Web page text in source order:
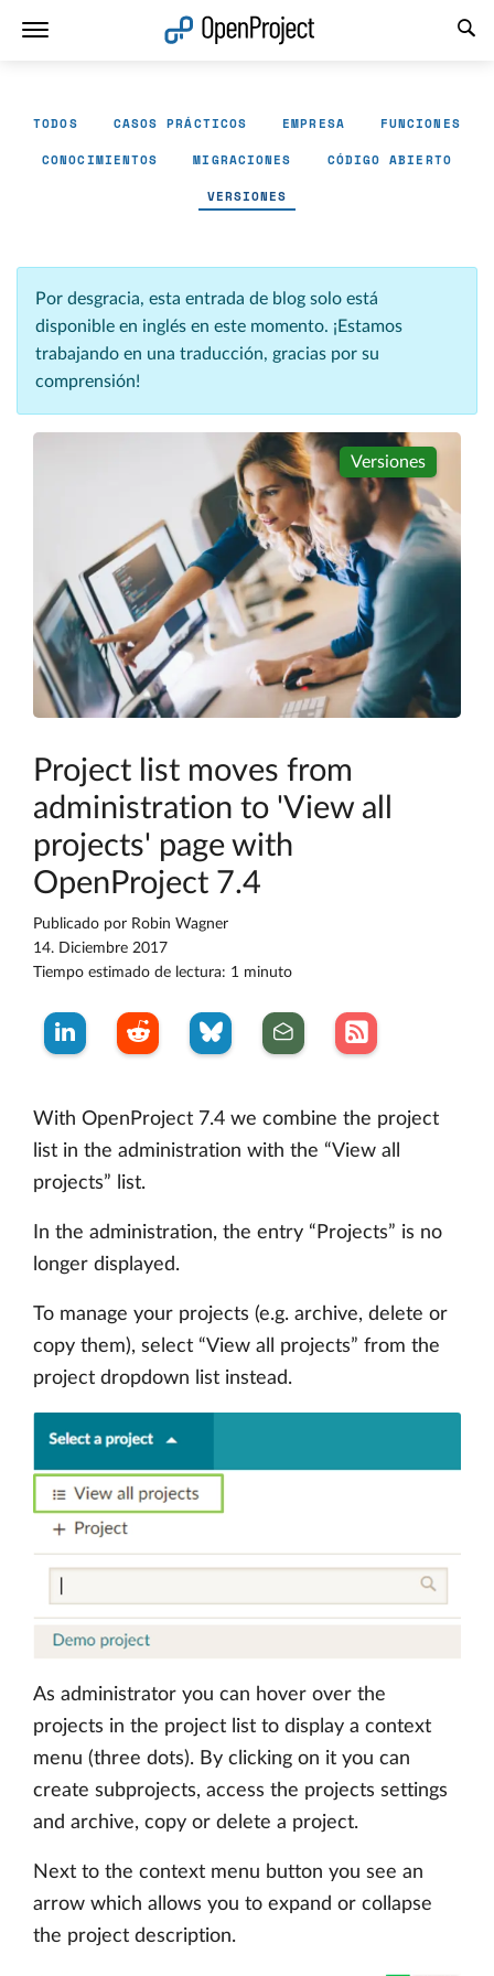
TODOS CASOS PRÁCTICOS EMPRESA FUNCIONES
CONOCIMIENTOS MIGRACIONES CÓDIGO ABIERTO
VERSIONES
Por desgracia, esta entrada de blog solo está
disponible en inglés en este momento. ¡Estamos
trabajando en una traducción, gracias por su
comprensión!
Versiones
Project list moves from
administration to 'View all
projects' page with
OpenProject 7.4
Publicado por Robin Wagner
14. Diciembre 2017
Tiempo estimado de lectura: 1 minuto
With OpenProject 7.4 we combine the project
list in the administration with the “View all
projects” list.
In the administration, the entry “Projects” is no
longer displayed.
To manage your projects (e.g. archive, delete or
copy them), select “View all projects” from the
project dropdown list instead.
As administrator you can hover over the
projects in the project list to display a context
menu (three dots). By clicking on it you can
create subprojects, access the projects settings
and archive, copy or delete a project.
Next to the context menu button you see an
arrow which allows you to expand or collapse
the project description.
Abrir vínculo en un nuevo panel